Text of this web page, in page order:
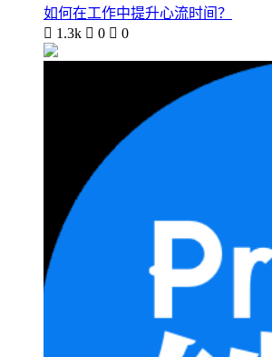
如何在工作中提升心流时间？
 1.3k  0  0